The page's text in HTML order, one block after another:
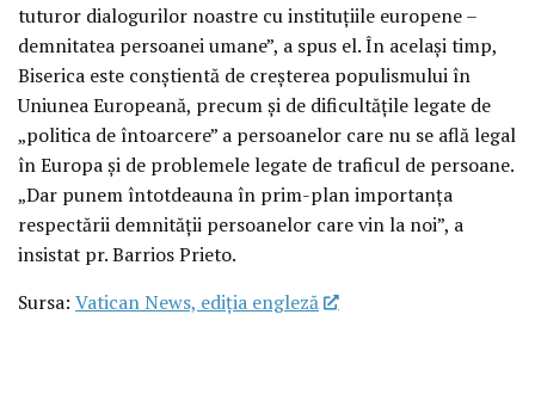
tuturor dialogurilor noastre cu instituțiile europene –
demnitatea persoanei umane”, a spus el. În același timp,
Biserica este conștientă de creșterea populismului în
Uniunea Europeană, precum și de dificultățile legate de
„politica de întoarcere” a persoanelor care nu se află legal
în Europa și de problemele legate de traficul de persoane.
„Dar punem întotdeauna în prim-plan importanța
respectării demnității persoanelor care vin la noi”, a
insistat pr. Barrios Prieto.
Sursa: Vatican News, ediția engleză